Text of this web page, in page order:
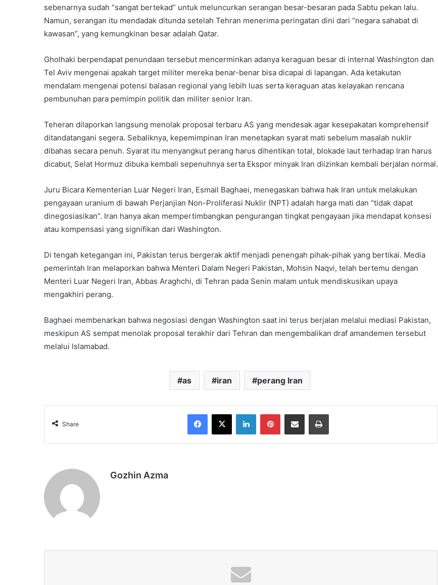
sebenarnya sudah “sangat bertekad” untuk meluncurkan serangan besar-besaran pada Sabtu pekan lalu.
Namun, serangan itu mendadak ditunda setelah Tehran menerima peringatan dini dari “negara sahabat di
kawasan”, yang kemungkinan besar adalah Qatar.
Gholhaki berpendapat penundaan tersebut mencerminkan adanya keraguan besar di internal Washington dan
Tel Aviv mengenai apakah target militer mereka benar-benar bisa dicapai di lapangan. Ada ketakutan
mendalam mengenai potensi balasan regional yang lebih luas serta keraguan atas kelayakan rencana
pembunuhan para pemimpin politik dan militer senior Iran.
Teheran dilaporkan langsung menolak proposal terbaru AS yang mendesak agar kesepakatan komprehensif
ditandatangani segera. Sebaliknya, kepemimpinan Iran menetapkan syarat mati sebelum masalah nuklir
dibahas secara penuh. Syarat itu menyangkut perang harus dihentikan total, blokade laut terhadap Iran harus
dicabut, Selat Hormuz dibuka kembali sepenuhnya serta Ekspor minyak Iran diizinkan kembali berjalan normal.
Juru Bicara Kementerian Luar Negeri Iran, Esmail Baghaei, menegaskan bahwa hak Iran untuk melakukan
pengayaan uranium di bawah Perjanjian Non-Proliferasi Nuklir (NPT) adalah harga mati dan “tidak dapat
dinegosiasikan”. Iran hanya akan mempertimbangkan pengurangan tingkat pengayaan jika mendapat konsesi
atau kompensasi yang signifikan dari Washington.
Di tengah ketegangan ini, Pakistan terus bergerak aktif menjadi penengah pihak-pihak yang bertikai. Media
pemerintah Iran melaporkan bahwa Menteri Dalam Negeri Pakistan, Mohsin Naqvi, telah bertemu dengan
Menteri Luar Negeri Iran, Abbas Araghchi, di Tehran pada Senin malam untuk mendiskusikan upaya
mengakhiri perang.
Baghaei membenarkan bahwa negosiasi dengan Washington saat ini terus berjalan melalui mediasi Pakistan,
meskipun AS sempat menolak proposal terakhir dari Tehran dan mengembalikan draf amandemen tersebut
melalui Islamabad.
as iran perang Iran
Share
Facebook
X LinkedInPinterestShare via Email Print
Gozhin Azma